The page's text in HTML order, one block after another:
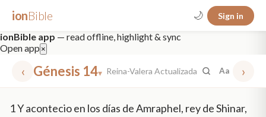
ionBible 🌙 Sign in
ionBible app — read offline, highlight & sync
Open app ×
‹ Génesis 14▾ Reina-Valera Actualizada Aa ›
✕
1Y acontecio en los días de Amraphel, rey de Shinar,